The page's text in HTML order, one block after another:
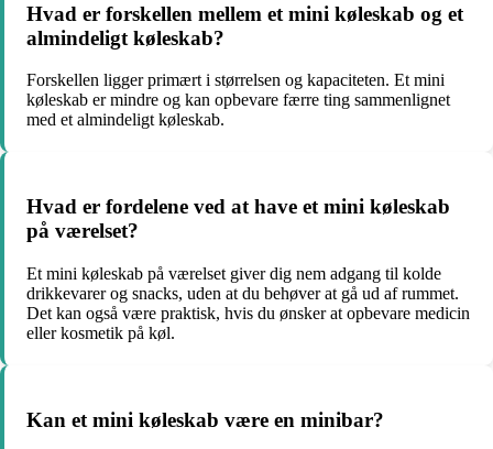
Hvad er forskellen mellem et mini køleskab og et
almindeligt køleskab?
Forskellen ligger primært i størrelsen og kapaciteten. Et mini
køleskab er mindre og kan opbevare færre ting sammenlignet
med et almindeligt køleskab.
Hvad er fordelene ved at have et mini køleskab
på værelset?
Et mini køleskab på værelset giver dig nem adgang til kolde
drikkevarer og snacks, uden at du behøver at gå ud af rummet.
Det kan også være praktisk, hvis du ønsker at opbevare medicin
eller kosmetik på køl.
Kan et mini køleskab være en minibar?